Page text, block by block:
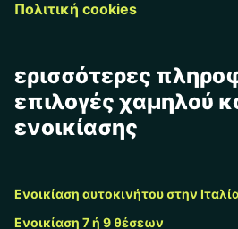
Πολιτική cookies
ερισσότερες
επιλογές χαμηλού
ενοικίασης
Ενοικίαση αυτοκινήτου στην
Ενοικίαση 7 ή 9 θέσεων